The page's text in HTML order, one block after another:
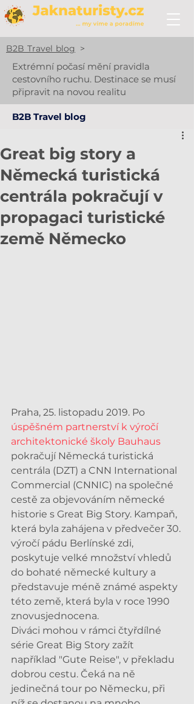
B2B Travel blog >
Extrémní počasí mění pravidla
cestovního ruchu. Destinace se musí
připravit na novou realitu
B2B Travel blog
Great big story a
Německá turistická
centrála pokračují v
propagaci turistické
země Německo
Praha, 25. listopadu 2019. Po
úspěšném partnerství k výročí
architektonické školy Bauhaus
pokračují Německá turistická
centrála (DZT) a CNN International
Commercial (CNNIC) na společné
cestě za objevováním německé
historie s Great Big Story. Kampaň,
která byla zahájena v předvečer 30.
výročí pádu Berlínské zdi,
poskytuje velké množství vhledů
do bohaté německé kultury a
představuje méně známé aspekty
této země, která byla v roce 1990
znovusjednocena.
Diváci mohou v rámci čtyřdílné
série Great Big Story zažít
například "Gute Reise", v překladu
dobrou cestu. Čeká na ně
jedinečná tour po Německu, při